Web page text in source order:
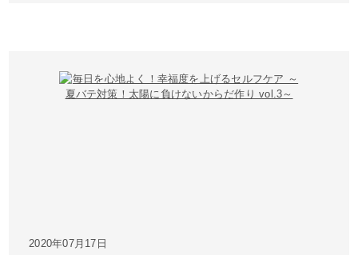
2020年07月17日